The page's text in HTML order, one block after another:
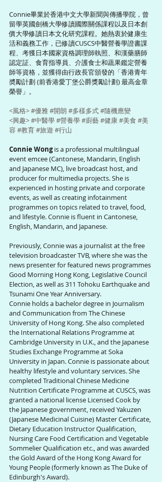
Connie畢業於香港中文大學新聞與傳播學院，曾
留學英國劍橋大學修讀國際關係課程以及日本創
價大學修讀日本文化研究課程。她熱衷於健康生
活和義務工作，已修讀CUSCS中醫營養學證書課
程、考獲日本國家資格調理師執照、和漢藥膳師
認定証、食育指導員、介護食士和蔬果鑑定營養
師等資格，並獲得由行政長官頒發的「香港青年
奬勵計劃 (前香港愛丁堡公爵獎勵計劃) 最高金章
榮譽」。
<風格> #優雅#開朗 #多樣多式#隨機應變
<興趣> #中醫學#營養學#廚藝#健康#美食 #美
容 #教育#旅遊 #行山
Connie Wong is a professional multilingual
event emcee (Cantonese, Mandarin, English
and Japanese MC), live broadcast host, and
producer for multimedia projects. She is
experienced in hosting private and corporate
events, as well as creating infotainment
programmes on topics related to travel, food,
and lifestyle. Connie is fluent in Cantonese,
English, Mandarin, and Japanese.
Previously, Connie was a journalist at the free
television broadcaster TVB, where she was the
news presenter for featured news programmes
Good Morning Hong Kong, Legislative Council
Election, as well as 311 Tohoku Earthquake and
Tsunami One Year Anniversary.
Connie holds a bachelor degree in Journalism
and Communication from The Chinese
University of Hong Kong. She also completed
the International Relations Programme at
Cambridge University in U.K., and the Japanese
Studies Exchange Programme at Soka
University in Japan. Connie is passionate about
healthy lifestyle and voluntary services. She
completed Traditional Chinese Medicine
Nutrition Certificate Programme at CUSCS, was
granted a national license Licensed Cook by
the Japanese government, received Yakuzen
(Japanese Medicinal Cuisine) Master Certificate,
Dietary Education Instructor Qualification,
Nursing Care Food Certification and Vegetable
Sommelier Qualification etc., and was awarded
the Gold Award of the Hong Kong Award for
Young People (formerly known as The Duke of
Edinburgh's Award).